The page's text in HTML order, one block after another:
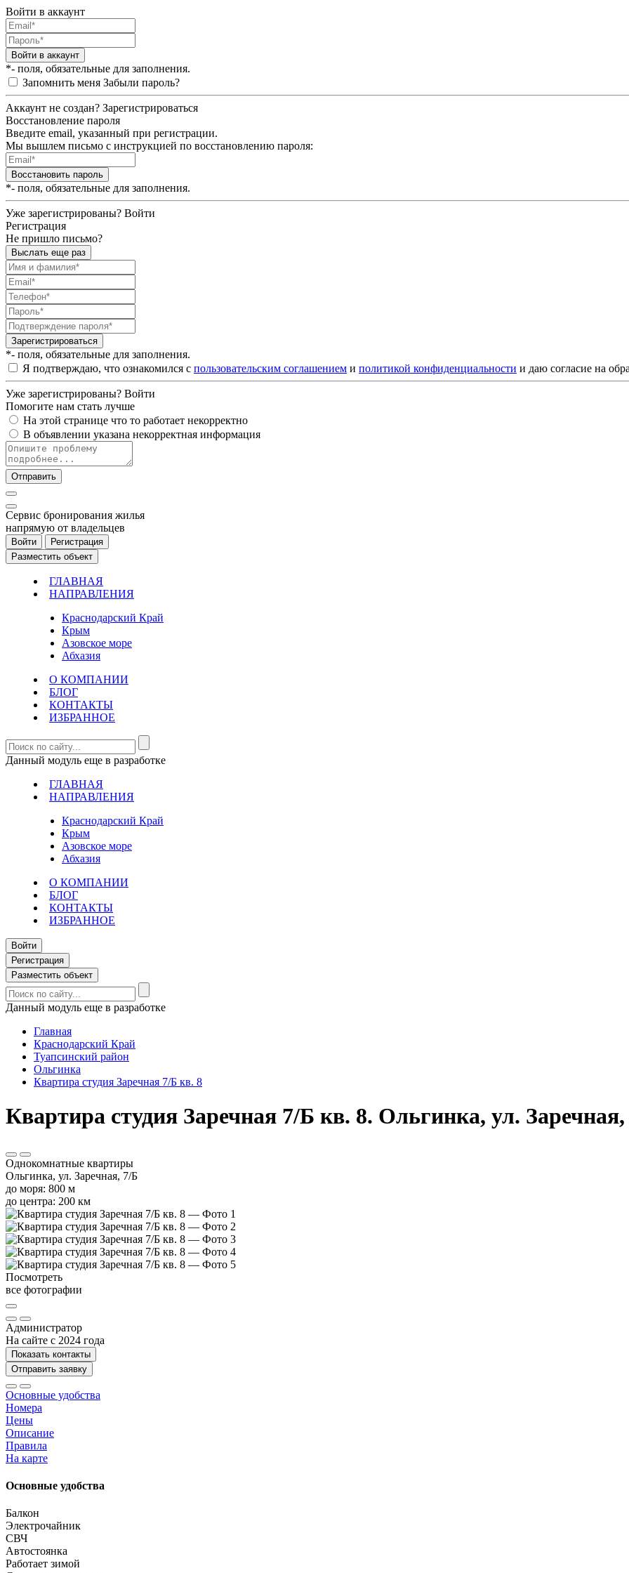
Войти в аккаунт
Войти в аккаунт
*- поля, обязательные для заполнения.
Запомнить меня Забыли пароль?
Аккаунт не создан? Зарегистрироваться
Восстановление пароля
Введите email, указанный при регистрации.
Мы вышлем письмо с инструкцией по восстановлению пароля:
Восстановить пароль
*- поля, обязательные для заполнения.
Уже зарегистрированы? Войти
Регистрация
Не пришло письмо?
Выслать еще раз
Зарегистрироваться
*- поля, обязательные для заполнения.
Я подтверждаю, что ознакомился с пользовательским соглашением и политикой конфиденциальности и даю согласие на
Уже зарегистрированы? Войти
Помогите нам стать лучше
На этой странице что то работает некорректно
В объявлении указана некорректная информация
Отправить
Cервис бронирования жилья
напрямую от владельцев
Войти
Регистрация
Разместить объект
ГЛАВНАЯ
НАПРАВЛЕНИЯ
Краснодарский Край
Крым
Азовское море
Абхазия
О КОМПАНИИ
БЛОГ
КОНТАКТЫ
ИЗБРАННОЕ
Данный модуль еще в разработке
ГЛАВНАЯ
НАПРАВЛЕНИЯ
Краснодарский Край
Крым
Азовское море
Абхазия
О КОМПАНИИ
БЛОГ
КОНТАКТЫ
ИЗБРАННОЕ
Войти
Регистрация
Разместить объект
Данный модуль еще в разработке
Главная
Краснодарский Край
Туапсинский район
Ольгинка
Квартира студия Заречная 7/Б кв. 8
Квартира студия Заречная 7/Б кв. 8. Ольгинка, ул.
Однокомнатные квартиры
Ольгинка, ул. Заречная, 7/Б
до моря: 800 м
до центра: 200 км
Посмотреть
все фотографии
Администратор
На сайте с 2024 года
Показать контакты
Отправить заявку
Основные удобства
Номера
Цены
Описание
Правила
На карте
Основные удобства
Балкон
Электрочайник
СВЧ
Автостоянка
Работает зимой